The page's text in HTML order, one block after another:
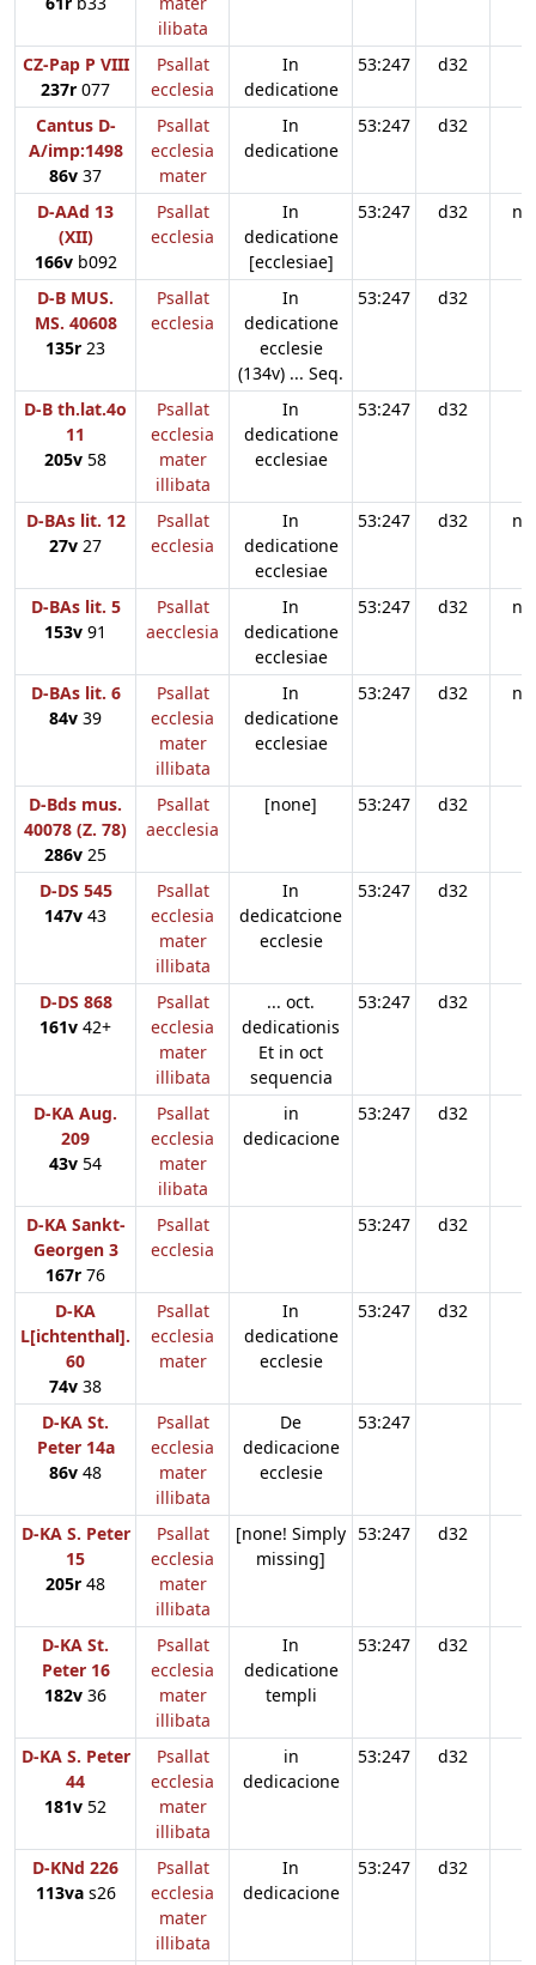
ilibata
CZ-Pap P VIII
237r 077
Psallat
ecclesia
In
dedicatione
53:247 d32
Cantus D-
A/imp:1498
86v 37
Psallat
ecclesia
mater
In
dedicatione
53:247 d32
D-AAd 13
(XII)
166vb092
Psallat
ecclesia
In
dedicatione
[ecclesiae]
53:247 d32
D-B MUS.
MS. 40608
135r 23
Psallat
ecclesia
In
dedicatione
ecclesie
(134v) ... Seq.
53:247 d32
D-B th.lat.4o
11
205v 58
Psallat
ecclesia
mater
illibata
In
dedicatione
ecclesiae
53:247 d32
D-BAs lit. 12
27v 27
Psallat
ecclesia
In
dedicatione
ecclesiae
53:247 d32
D-BAs lit. 5
153v 91
Psallat
aecclesia
In
dedicatione
ecclesiae
53:247 d32
D-BAs lit. 6
84v 39
Psallat
ecclesia
mater
illibata
In
dedicatione
ecclesiae
53:247 d32
D-Bds mus.
40078 (Z. 78)
286v 25
Psallat
aecclesia
[none] 53:247 d32
D-DS 545
147v 43
Psallat
ecclesia
mater
illibata
In
dedicatcione
ecclesie
53:247 d32
D-DS 868
161v 42+
Psallat
ecclesia
mater
illibata
... oct.
dedicationis
Et in oct
sequencia
53:247 d32
D-KA Aug.
209
43v 54
Psallat
ecclesia
mater
ilibata
in
dedicacione
53:247 d32
D-KA Sankt-
Georgen 3
167r 76
Psallat
ecclesia
53:247 d32
D-KA
L[ichtenthal].
60
74v 38
Psallat
ecclesia
mater
In
dedicatione
ecclesie
53:247 d32
D-KA St.
Peter 14a
86v 48
Psallat
ecclesia
mater
illibata
De
dedicacione
ecclesie
53:247
D-KA S. Peter
15
205r 48
Psallat
ecclesia
mater
illibata
[none! Simply
missing]
53:247 d32
D-KA St.
Peter 16
182v 36
Psallat
ecclesia
mater
illibata
In
dedicatione
templi
53:247 d32
D-KA S. Peter
44
181v 52
Psallat
ecclesia
mater
illibata
in
dedicacione
53:247 d32
D-KNd 226
113vas26
Psallat
ecclesia
mater
illibata
In
dedicacione
53:247 d32